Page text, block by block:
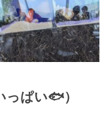
っぱい🐟）